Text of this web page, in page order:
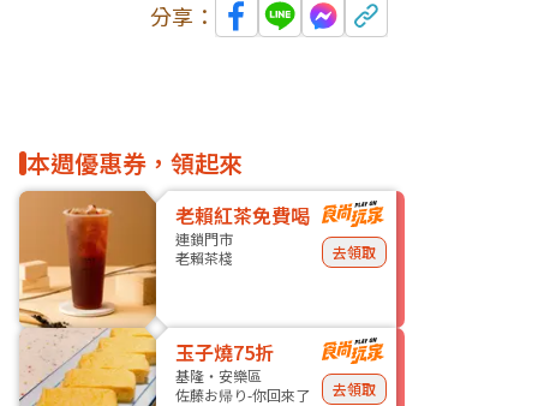
分享：
本週優惠券，領起來
老賴紅茶免費喝
連鎖門市
老賴茶棧
去領取
玉子燒75折
基隆・安樂區
佐藤お帰り-你回來了
去領取